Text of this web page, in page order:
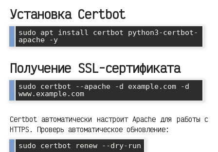
Установка Certbot
sudo apt install certbot python3-certbot-
apache -y
Получение SSL-сертификата
sudo certbot --apache -d example.com -d
www.example.com
Certbot автоматически настроит Apache для работы с
HTTPS. Проверь автоматическое обновление:
sudo certbot renew --dry-run